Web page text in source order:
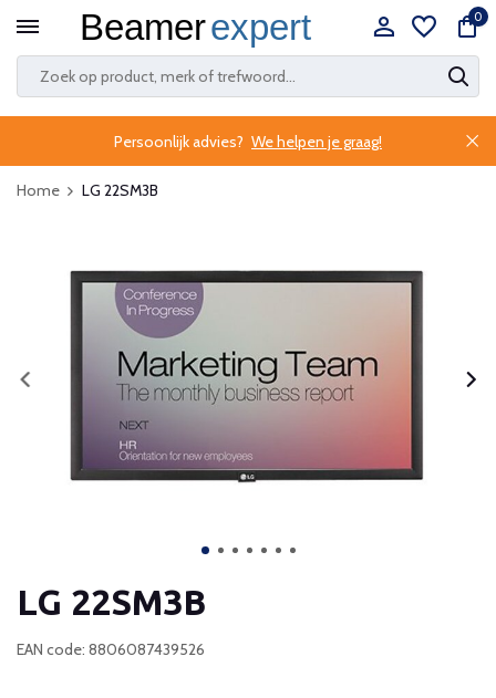
0
Persoonlijk advies? We helpen je graag!
Home LG 22SM3B
LG 22SM3B
EAN code: 8806087439526